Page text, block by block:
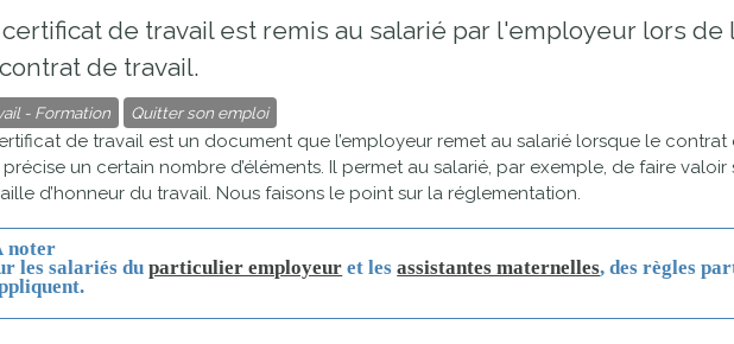
des
assistante
maternelle
Pôle petite
enfance
scolaires
Conseil
Départemental
Le SSIAD
des Trois
Rivières
de
Piscines
Sélection
d'activité
Cour et
incitative
de travail est remis au salarié par l'employeur lors de
de travail.
- Formation Quitter son emploi
de travail est un document que l’employeur remet au salarié lorsque le
précise un certain nombre d’éléments. Il permet au salarié, par exemple, de faire valoir
d’honneur du travail. Nous faisons le point sur la réglementation.
noter
les salariés duparticulier employeur et lesassistantes maternelles, des règles